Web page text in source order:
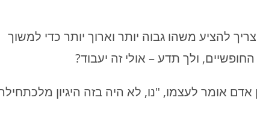
להציע משהו גבוה יותר וארוך יותר כדי למשוך
ולך תדע – אולי זה יעבוד?
אומר לעצמו, "נו, לא היה בזה היגיון